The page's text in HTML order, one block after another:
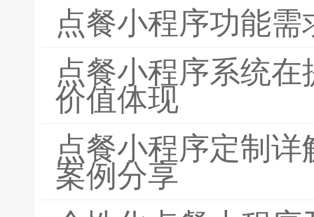
点餐小程序功能
点餐小程序系统
价值体现
点餐小程序定制
案例分享